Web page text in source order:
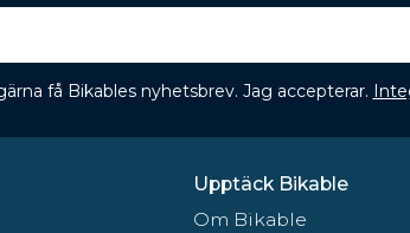
få Bikables nyhetsbrev. Jag accepterar.
Upptäck Bikable
Om Bikable